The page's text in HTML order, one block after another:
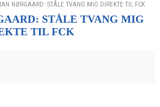
NØRGAARD: STÅLE TVANG MIG DIREKTE TIL FCK
STÅLE TVANG MIG
TIL FCK